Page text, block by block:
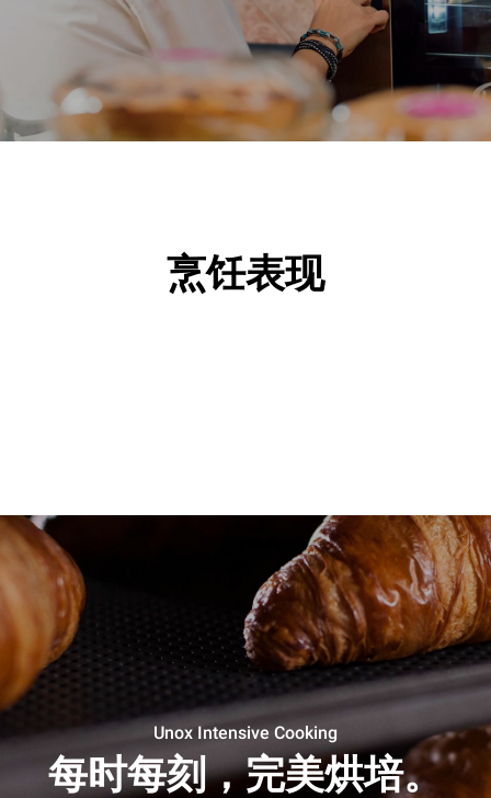
烹饪表现
Unox Intensive Cooking
每时每刻，完美烘培。